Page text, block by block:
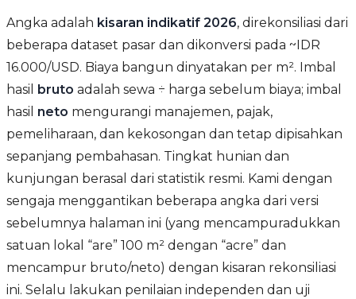
Angka adalah kisaran indikatif 2026, direkonsiliasi dari
beberapa dataset pasar dan dikonversi pada ~IDR
16.000/USD. Biaya bangun dinyatakan per m². Imbal
hasil bruto adalah sewa ÷ harga sebelum biaya; imbal
hasil neto mengurangi manajemen, pajak,
pemeliharaan, dan kekosongan dan tetap dipisahkan
sepanjang pembahasan. Tingkat hunian dan
kunjungan berasal dari statistik resmi. Kami dengan
sengaja menggantikan beberapa angka dari versi
sebelumnya halaman ini (yang mencampuradukkan
satuan lokal “are” 100 m² dengan “acre” dan
mencampur bruto/neto) dengan kisaran rekonsiliasi
ini. Selalu lakukan penilaian independen dan uji